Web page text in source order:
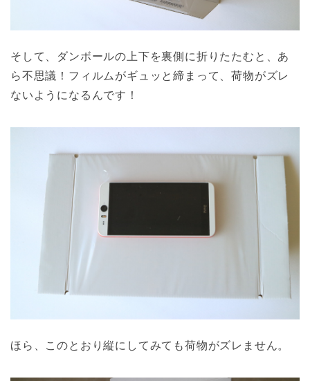
そして、ダンボールの上下を裏側に折りたたむと、あ
ら不思議！フィルムがギュッと締まって、荷物がズレ
ないようになるんです！
ほら、このとおり縦にしてみても荷物がズレません。